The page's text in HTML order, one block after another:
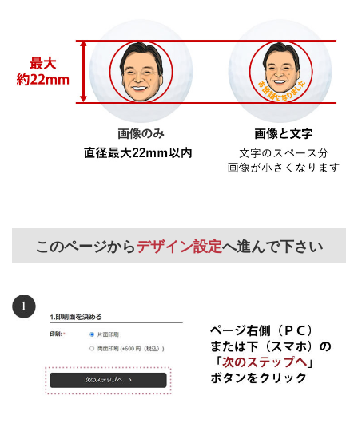
このページからデザイン設定へ進んで下さい